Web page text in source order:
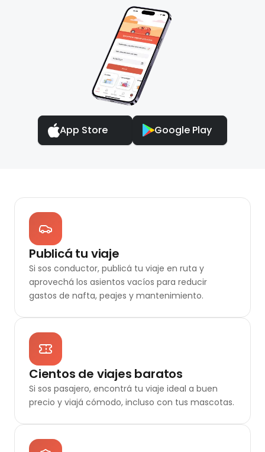
App Store Google Play
Publicá tu viaje
Si sos conductor, publicá tu viaje en ruta y
aprovechá los asientos vacíos para reducir
gastos de nafta, peajes y mantenimiento.
Cientos de viajes baratos
Si sos pasajero, encontrá tu viaje ideal a buen
precio y viajá cómodo, incluso con tus mascotas.